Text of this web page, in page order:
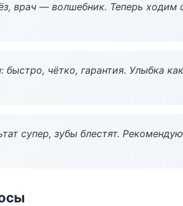
врач — волшебник. Теперь ходим
чётко, гарантия. Улыбка
супер, зубы блестят.